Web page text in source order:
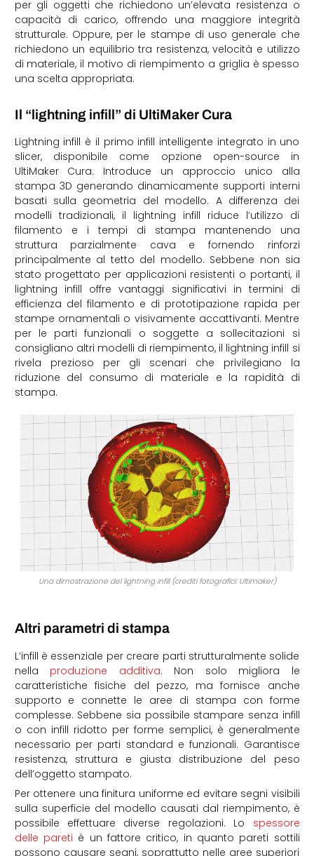
per gli oggetti che richiedono un’elevata resistenza o
capacità di carico, offrendo una maggiore integrità
strutturale. Oppure, per le stampe di uso generale che
richiedono un equilibrio tra resistenza, velocità e utilizzo
di materiale, il motivo di riempimento a griglia è spesso
una scelta appropriata.
Il “lightning infill” di UltiMaker Cura
Lightning infill è il primo infill intelligente integrato in uno
slicer, disponibile come opzione open-source in
UltiMaker Cura. Introduce un approccio unico alla
stampa 3D generando dinamicamente supporti interni
basati sulla geometria del modello. A differenza dei
modelli tradizionali, il lightning infill riduce l’utilizzo di
filamento e i tempi di stampa mantenendo una
struttura parzialmente cava e fornendo rinforzi
principalmente al tetto del modello. Sebbene non sia
stato progettato per applicazioni resistenti o portanti, il
lightning infill offre vantaggi significativi in termini di
efficienza del filamento e di prototipazione rapida per
stampe ornamentali o visivamente accattivanti. Mentre
per le parti funzionali o soggette a sollecitazioni si
consigliano altri modelli di riempimento, il lightning infill si
rivela prezioso per gli scenari che privilegiano la
riduzione del consumo di materiale e la rapidità di
stampa.
Una dimostrazione del lightning infill (crediti fotografici: Ultimaker)
Altri parametri di stampa
L’infill è essenziale per creare parti strutturalmente solide
nella produzione additiva. Non solo migliora le
caratteristiche fisiche del pezzo, ma fornisce anche
supporto e connette le aree di stampa con forme
complesse. Sebbene sia possibile stampare senza infill
o con infill ridotto per forme semplici, è generalmente
necessario per parti standard e funzionali. Garantisce
resistenza, struttura e giusta distribuzione del peso
dell’oggetto stampato.
Per ottenere una finitura uniforme ed evitare segni visibili
sulla superficie del modello causati dal riempimento, è
possibile effettuare diverse regolazioni. Lo spessore
delle pareti è un fattore critico, in quanto pareti sottili
possono causare segni, soprattutto nelle aree superiori